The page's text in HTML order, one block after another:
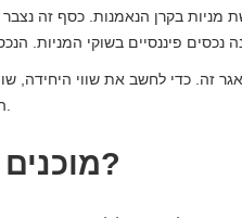
בקרן הנאמנות. כסף זה
זה. כדי לחשב את שווי היחידה,
מוכנים להשקיע בשווקים?